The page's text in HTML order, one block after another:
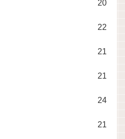
20
22
21
21
24
21